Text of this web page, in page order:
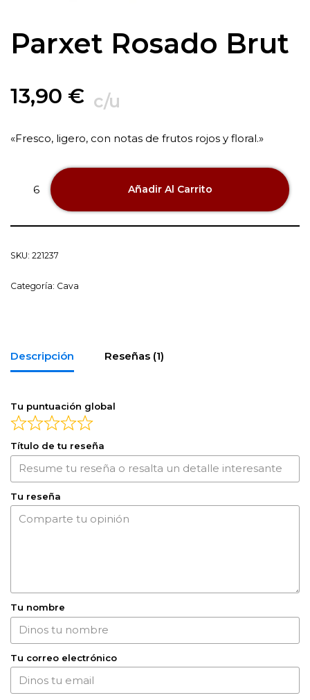
Parxet Rosado Brut
13,90 € c/u
«Fresco, ligero, con notas de frutos rojos y floral.»
Añadir Al Carrito
SKU: 221237
Categoría: Cava
Descripción Reseñas (1)
Tu puntuación global
Título de tu reseña
Tu reseña
Tu nombre
Tu correo electrónico